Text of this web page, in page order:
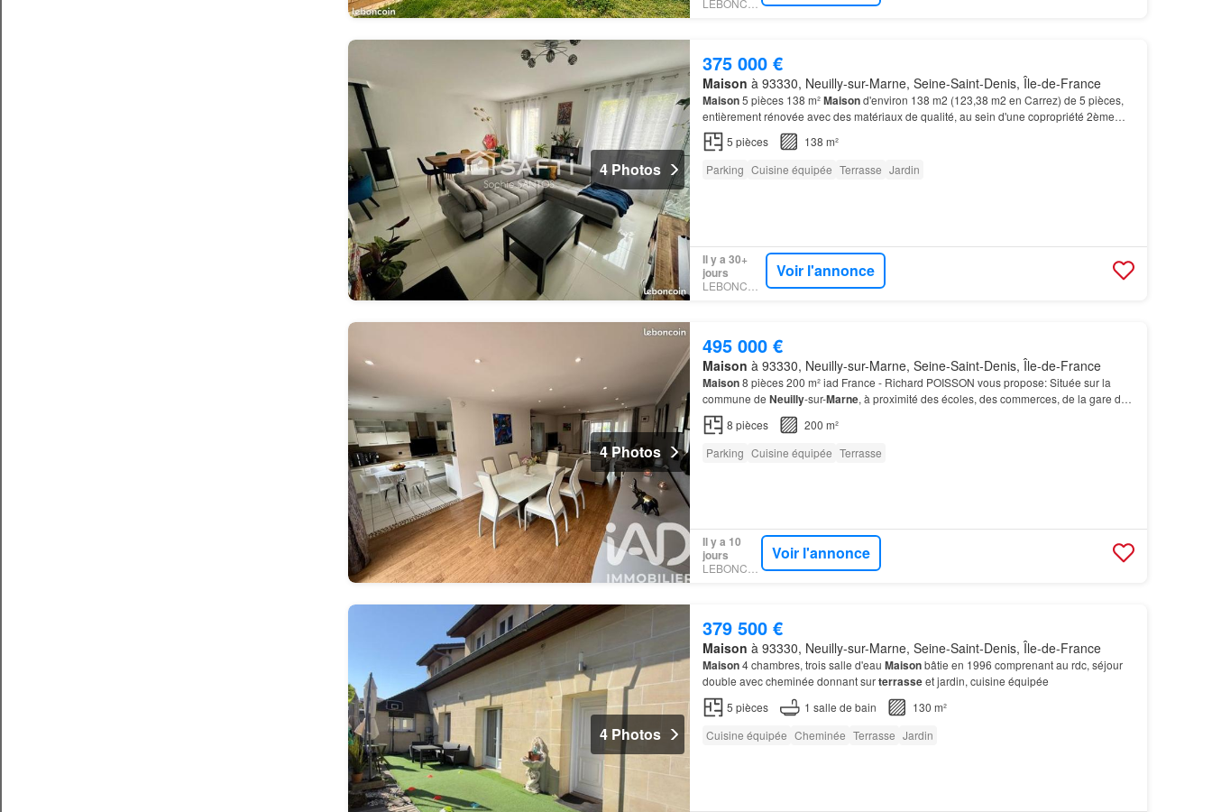
4 Photos
375 000 €
Maison à 93330, Neuilly-sur-Marne, Seine-Saint-Denis, Île-de-France
Maison5 pièces 138 m²Maisond'environ 138 m2 (123,38 m2 en Carrez) de 5 pièces,
entièrement rénovée avec des matériaux de qualité, au sein d'une copropriété 2ème
étage, l’espace sous combles d’environ 25 m2 est entièrement…
5 pièces
138 m²
Parking Cuisine équipée Terrasse Jardin
Il y a 30+
jours
Voir l'annonce
4 Photos
495 000 €
Maison à 93330, Neuilly-sur-Marne, Seine-Saint-Denis, Île-de-France
Maison8 pièces 200 m² iad France - Richard POISSON vous propose: Située sur la
commune de Neuilly-sur-Marne, à proximité des écoles, des commerces, de la gare du
Chenay GAGNY, cette
8 pièces
200 m²
Parking Cuisine équipée Terrasse
Il y a 10
jours
Voir l'annonce
4 Photos
379 500 €
Maison à 93330, Neuilly-sur-Marne, Seine-Saint-Denis, Île-de-France
Maison4 chambres, trois salle d'eau Maisonbâtie en 1996 comprenant au rdc, séjour
double avec cheminée donnant surterrasseet jardin, cuisine équipée
5 pièces 1 salle de bain
130 m²
Cuisine équipée Cheminée Terrasse Jardin